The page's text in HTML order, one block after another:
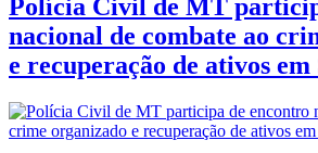
Polícia Civil de MT
nacional de combate ao
e recuperação de ativos